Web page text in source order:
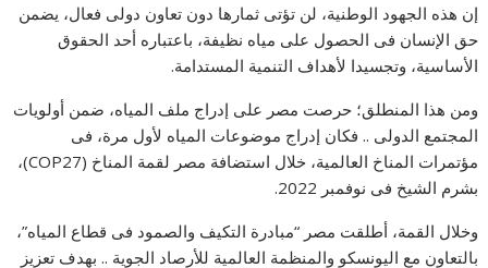
إن هذه الجهود الوطنية، لن تؤتى ثمارها دون تعاون دولى فعال، يضمن
حق الإنسان فى الحصول على مياه نظيفة، باعتباره أحد الحقوق
الأساسية، وتجسيدا لأهداف التنمية المستدامة.
ومن هذا المنطلق؛ حرصت مصر على إدراج ملف المياه، ضمن أولويات
المجتمع الدولى .. فكان إدراج موضوعات المياه لأول مرة، فى
مؤتمرات المناخ العالمية، خلال استضافة مصر لقمة المناخ (COP27)،
بشرم الشيخ فى نوفمبر 2022.
وخلال القمة، أطلقت مصر “مبادرة التكيف والصمود فى قطاع المياه”،
بالتعاون مع اليونسكو والمنظمة العالمية للأرصاد الجوية .. بهدف تعزيز